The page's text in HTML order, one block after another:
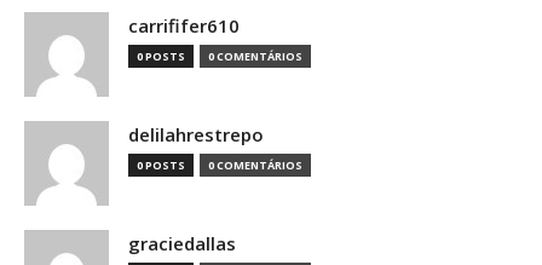
carrififer610
0 POSTS 0 COMENTÁRIOS
delilahrestrepo
0 POSTS 0 COMENTÁRIOS
graciedallas